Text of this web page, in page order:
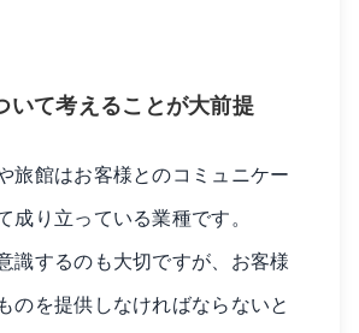
いて考えることが大前提
旅館はお客様とのコミュニケー
成り立っている業種です。
識するのも大切ですが、お客様
のを提供しなければならないと